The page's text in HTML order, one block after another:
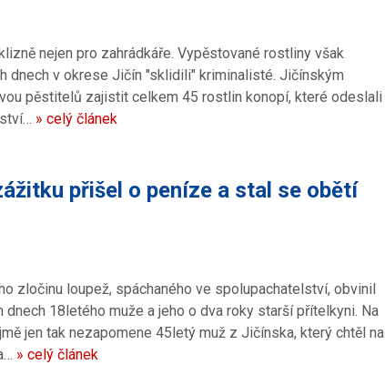
nejen pro zahrádkáře. Vypěstované rostliny však
dnech v okrese Jičín "sklidili" kriminalisté. Jičínským
pěstitelů zajistit celkem 45 rostlin konopí, které odeslali
» celý článek
přišel o peníze a stal se obětí
zločinu loupež, spáchaného ve spolupachatelství, obvinil
18letého muže a jeho o dva roky starší přítelkyni. Na
jen tak nezapomene 45letý muž z Jičínska, který chtěl na
» celý článek